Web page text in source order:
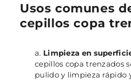
Usos comunes
cepillos copa
Limpieza en
cepillos copa trenzados
pulido y limpieza rápido